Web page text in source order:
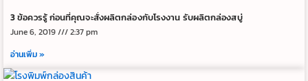
3 ข้อควรรู้ ก่อนที่คุณจะสั่งผลิตกล่องกับโรงงาน รับผลิตกล่องสบู่
June 6, 2019
2:37 pm
อ่านเพิ่ม »